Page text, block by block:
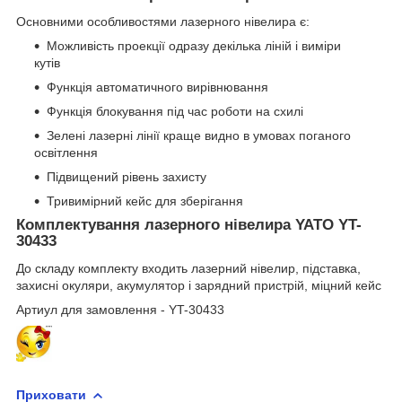
Основними особливостями лазерного нівелира є:
Можливість проекції одразу декілька ліній і виміри
кутів
Функція автоматичного вирівнювання
Функція блокування під час роботи на схилі
Зелені лазерні лінії краще видно в умовах поганого
освітлення
Підвищений рівень захисту
Тривимірний кейс для зберігання
Комплектування лазерного нівелира YATO YT-
30433
До складу комплекту входить лазерний нівелир, підставка,
захисні окуляри, акумулятор і зарядний пристрій, міцний кейс
Артиул для замовлення - YT-30433
Приховати